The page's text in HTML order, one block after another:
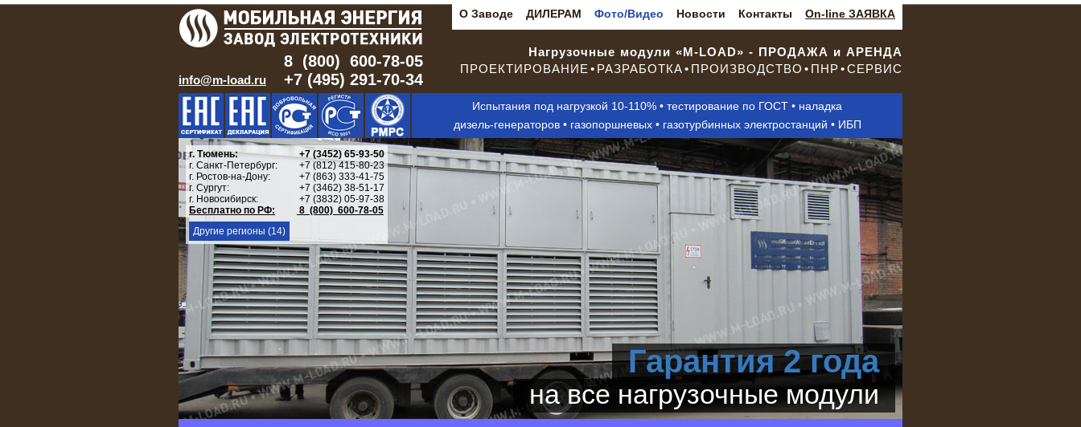
О Заводе ДИЛЕРАМ Фото/Видео Новости Контакты On-line ЗАЯВКА
info@m-load.ru
8 (800) 600-78-05
+7 (495) 291-70-34
Нагрузочные модули «M-LOAD» - ПРОДАЖА и АРЕНДА
ПРОЕКТИРОВАНИЕ • РАЗРАБОТКА • ПРОИЗВОДСТВО • ПНР • СЕРВИС
Испытания под нагрузкой 10-110% • тестирование по ГОСТ • наладка
дизель-генераторов • газопоршневых • газотурбинных электростанций • ИБП
г. Тюмень:
+7 (3452) 65-93-50
г. Санкт-Петербург:
+7 (812) 415-80-23
г. Ростов-на-Дону:
+7 (863) 333-41-75
г. Сургут:
+7 (3462) 38-51-17
г. Новосибирск:
+7 (3832) 05-97-38
Бесплатно по РФ:
8 (800) 600-78-05
Другие регионы (14)
Гарантия 2 года
на все нагрузочные модули